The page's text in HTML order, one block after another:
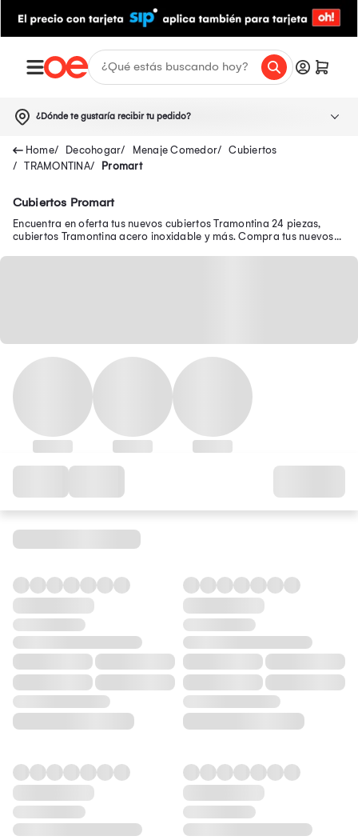
¿Dónde te gustaría recibir tu pedido?
Decohogar Menaje Comedor
Cubiertos
TRAMONTINA
Promart
Cubiertos Promart
Encuentra en oferta tus nuevos cubiertos Tramontina 24 piezas,
cubiertos Tramontina acero inoxidable y más. Compra tus nuevos